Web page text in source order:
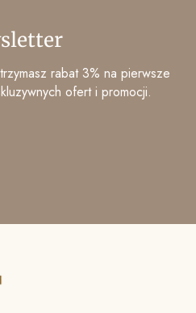
rabat 3% na pierwsze
ofert i promocji.